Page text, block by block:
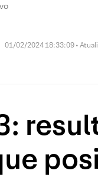
01/02/2024 18:33:09 •